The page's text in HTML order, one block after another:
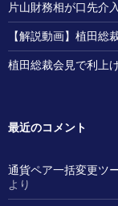
片山財務相が口先介
【解説動画】植田総
植田総裁会見で利上
最近のコメント
通貨ペア一括変更ツ
より